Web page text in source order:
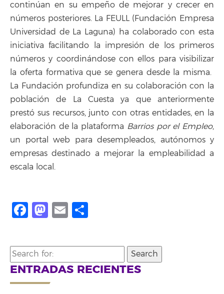
continúan en su empeño de mejorar y crecer en
números posteriores. La FEULL (Fundación Empresa
Universidad de La Laguna) ha colaborado con esta
iniciativa facilitando la impresión de los primeros
números y coordinándose con ellos para visibilizar
la oferta formativa que se genera desde la misma.
La Fundación profundiza en su colaboración con la
población de La Cuesta ya que anteriormente
prestó sus recursos, junto con otras entidades, en la
elaboración de la plataforma Barrios por el Empleo,
un portal web para desempleados, autónomos y
empresas destinado a mejorar la empleabilidad a
escala local.
Facebook
Mastodon
Email
Search
for:
ENTRADAS RECIENTES